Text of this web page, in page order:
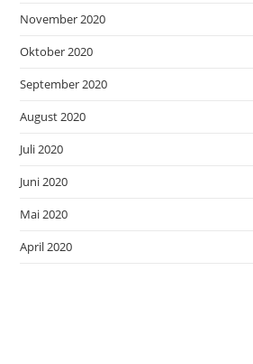
November 2020
Oktober 2020
September 2020
August 2020
Juli 2020
Juni 2020
Mai 2020
April 2020